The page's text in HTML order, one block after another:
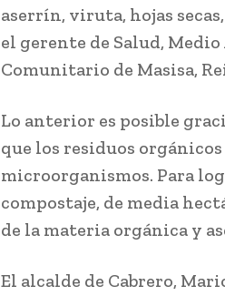
aserrín, viruta, hojas
el gerente de Salud,
Comunitario de Masisa,
Lo anterior es posible
que los residuos
microorganismos. Para
compostaje, de media
de la materia orgánica y
El alcalde de Cabrero,